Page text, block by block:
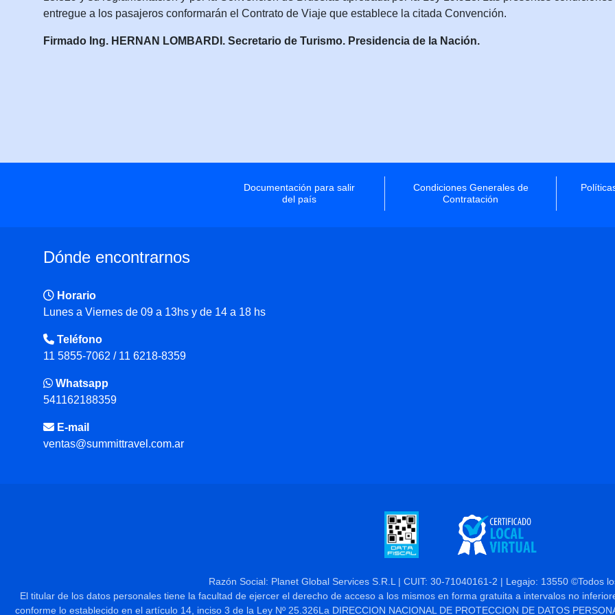
entregue a los pasajeros conformarán el Contrato de Viaje que establece la citada Convención.
Firmado Ing. HERNAN LOMBARDI. Secretario de Turismo. Presidencia de la Nación.
Documentación para salir
del país
Condiciones Generales de
Contratación
Dónde encontrarnos
Horario
Lunes a Viernes de 09 a 13hs y de 14 a 18 hs
Teléfono
11 5855-7062 / 11 6218-8359
Whatsapp
541162188359
E-mail
ventas@summittravel.com.ar
Razón Social: Planet Global Services S.R.L | CUIT: 30-71040161-2 | Legajo: 13550 ©Todos
El titular de los datos personales tiene la facultad de ejercer el derecho de acceso a los mismos en forma gratuita a intervalos no
conforme lo establecido en el artículo 14, inciso 3 de la Ley Nº 25.326La DIRECCION NACIONAL DE PROTECCION DE DATOS